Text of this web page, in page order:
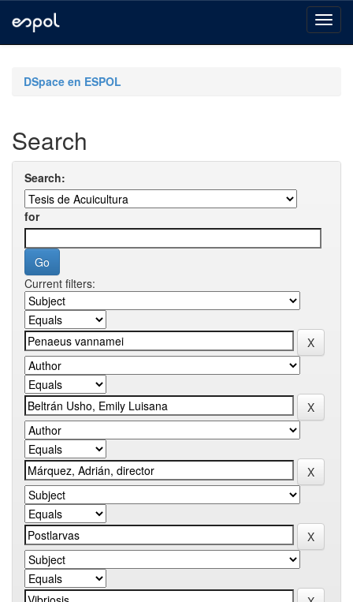
navigationDSpace en ESPOL
Search
Search:
for
Current filters: